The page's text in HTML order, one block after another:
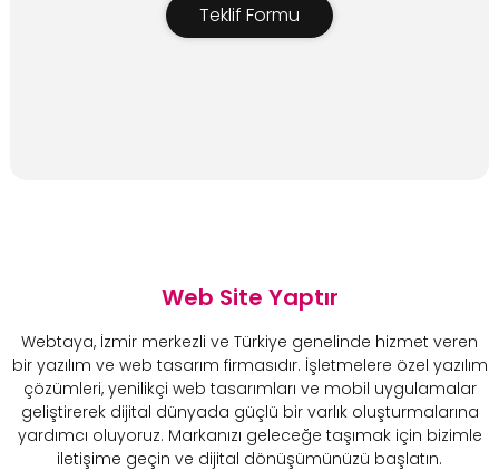
Teklif Formu
Web Site Yaptır
Webtaya, İzmir merkezli ve Türkiye genelinde hizmet veren
bir yazılım ve web tasarım firmasıdır. İşletmelere özel yazılım
çözümleri, yenilikçi web tasarımları ve mobil uygulamalar
geliştirerek dijital dünyada güçlü bir varlık oluşturmalarına
yardımcı oluyoruz. Markanızı geleceğe taşımak için bizimle
iletişime geçin ve dijital dönüşümünüzü başlatın.